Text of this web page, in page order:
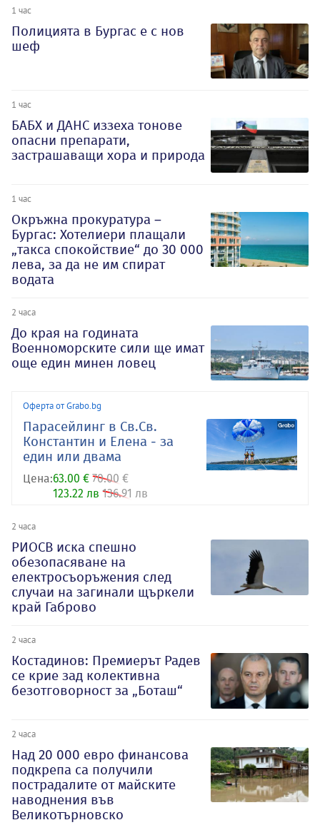
1 час
Полицията в Бургас е с нов
шеф
1 час
БАБХ и ДАНС иззеха тонове
опасни препарати,
застрашаващи хора и природа
1 час
Окръжна прокуратура –
Бургас: Хотелиери плащали
„такса спокойствие“ до 30 000
лева, за да не им спират
водата
2 часа
До края на годината
Военноморските сили ще имат
още един минен ловец
Оферта от Grabo.bg
Парасейлинг в Св.Св.
Константин и Елена - за
един или двама
Цена:63.00 € 70.00 €
123.22 лв 136.91 лв
2 часа
РИОСВ иска спешно
обезопасяване на
електросъоръжения след
случаи на загинали щъркели
край Габрово
2 часа
Костадинов: Премиерът Радев
се крие зад колективна
безотговорност за „Боташ“
2 часа
Над 20 000 евро финансова
подкрепа са получили
пострадалите от майските
наводнения във
Великотърновско